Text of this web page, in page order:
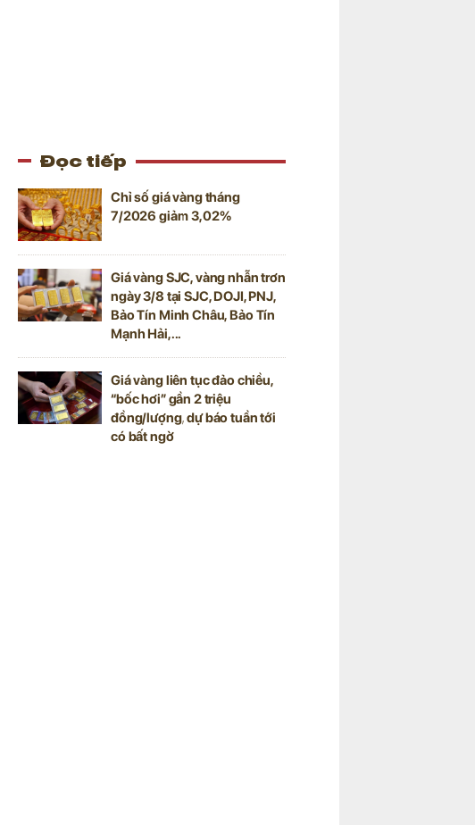
Đọc tiếp
Chỉ số giá vàng tháng
7/2026 giảm 3,02%
Giá vàng SJC, vàng nhẫn trơn
ngày 3/8 tại SJC, DOJI, PNJ,
Bảo Tín Minh Châu, Bảo Tín
Mạnh Hải,...
Giá vàng liên tục đảo chiều,
“bốc hơi” gần 2 triệu
đồng/lượng, dự báo tuần tới
có bất ngờ